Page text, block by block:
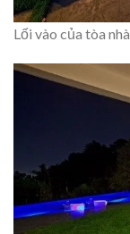
Lối vào của tòa nhà